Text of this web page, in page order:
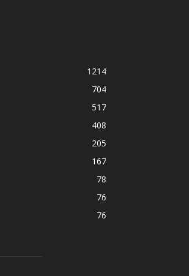
1214
704
517
408
205
167
78
76
76